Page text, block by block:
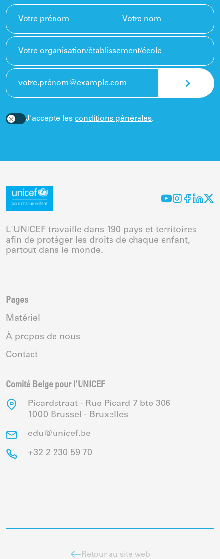
J'accepte les conditions générales.
L'UNICEF travaille dans 190 pays et territoires
afin de protéger les droits de chaque enfant,
partout dans le monde.
Pages
Matériel
À propos de nous
Contact
Comité Belge pour l'UNICEF
Picardstraat - Rue Picard 7 bte 306
1000 Brussel - Bruxelles
edu@unicef.be
+32 2 230 59 70
Retour au site web